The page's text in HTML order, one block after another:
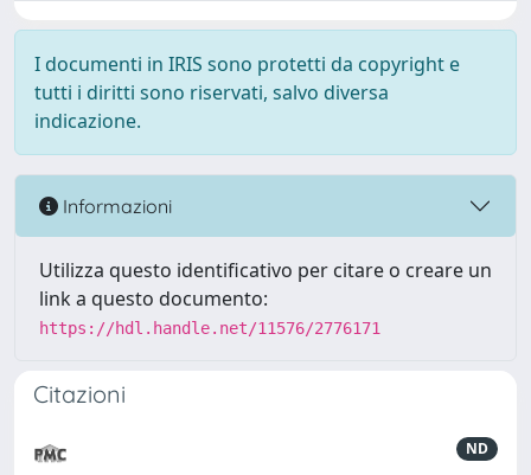
I documenti in IRIS sono protetti da copyright e
tutti i diritti sono riservati, salvo diversa
indicazione.
Informazioni
Utilizza questo identificativo per citare o creare un
link a questo documento:
https://hdl.handle.net/11576/2776171
Citazioni
ND